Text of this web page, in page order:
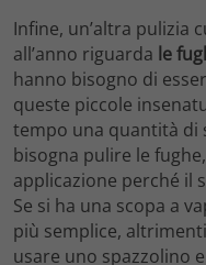
Infine, un’altra pulizia
all’anno riguarda le
hanno bisogno di
queste piccole
tempo una quantità di
bisogna pulire le
applicazione perché il
Se si ha una scopa a
più semplice,
usare uno spazzolino